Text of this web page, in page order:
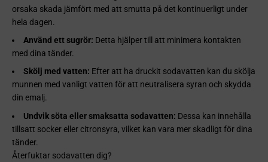
orsaka skada jämfört med att smutta på det kontinuerligt under
hela dagen.
Använd ett sugrör: Detta hjälper till att minimera kontakten
med dina tänder.
Skölj med vatten: Efter att ha druckit sodavatten kan du skölja
munnen med vanligt vatten för att neutralisera syran och skydda
din emalj.
Undvik söta eller smaksatta sodavatten: Dessa kan innehålla
tillsatt socker eller citronsyra, vilket kan vara mer skadligt för dina
tänder.
Återfuktar sodavatten dig?